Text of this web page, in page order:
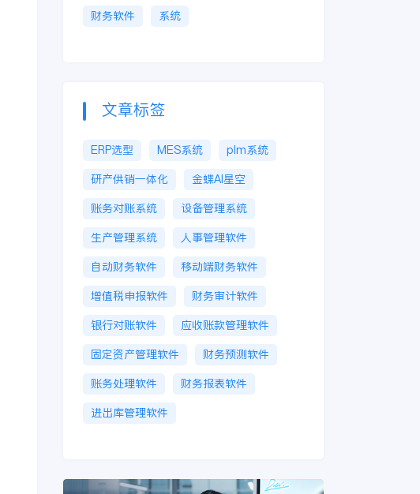
财务软件
系统
文章标签
ERP选型 MES系统
plm系统
研产供销一体化
金蝶AI星空
账务对账系统
设备管理系统
生产管理系统
人事管理软件
自动财务软件
移动端财务软件
增值税申报软件
财务审计软件
银行对账软件
应收账款管理软件
固定资产管理软件
财务预测软件
账务处理软件
财务报表软件
进出库管理软件